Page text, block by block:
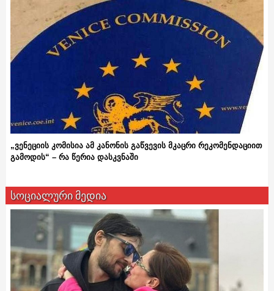
„ვენეციის კომისია ამ კანონის გაწვევის მკაცრი რეკომენდაციით
გამოდის“ – რა წერია დასკვნაში
სოციალური მედია